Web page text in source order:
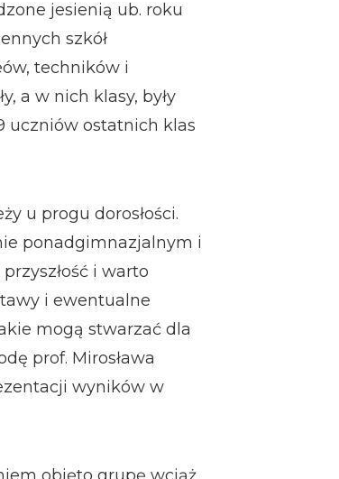
jesienią ub. roku
szkół
techników i
a w nich klasy, były
uczniów ostatnich klas
u progu dorosłości.
ponadgimnazjalnym i
i warto
i ewentualne
mogą stwarzać dla
prof. Mirosława
wyników w